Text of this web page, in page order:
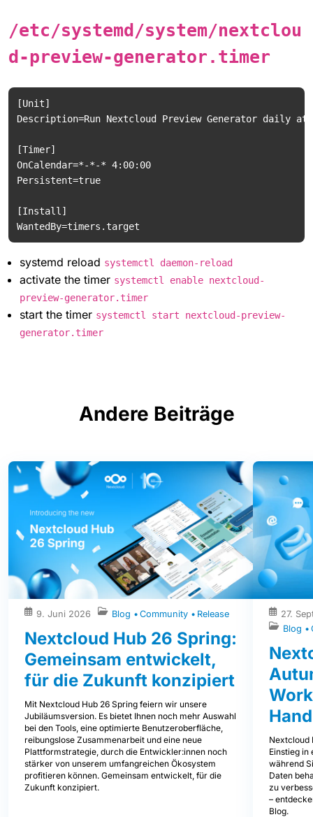
/etc/systemd/system/nextclou
d-preview-generator.timer
[Unit]
Description=Run Nextcloud Preview Generator daily at
[Timer]
OnCalendar=*-*-* 4:00:00
Persistent=true
[Install]
systemd reload systemctl daemon-reload
activate the timer systemctl enable nextcloud-
preview-generator.timer
start the timer systemctl start nextcloud-preview-
generator.timer
Andere Beiträge
9. Juni 2026 Blog Community Release
Nextcloud Hub 26 Spring:
Gemeinsam entwickelt,
für die Zukunft konzipiert
Mit Nextcloud Hub 26 Spring feiern wir unsere
Jubiläumsversion. Es bietet Ihnen noch mehr Auswahl
bei den Tools, eine optimierte Benutzeroberfläche,
reibungslose Zusammenarbeit und eine neue
Plattformstrategie, durch die Entwickler:innen noch
stärker von unserem umfangreichen Ökosystem
profitieren können. Gemeinsam entwickelt, für die
Zukunft konzipiert.
27.
Blog
Nextcloud
Einstieg in
während
Daten
zu
–
Blog.